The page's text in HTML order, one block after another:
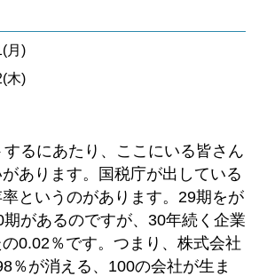
月)
木)
するにあたり、ここにいる皆さん
あります。国税庁が出している
というのがあります。29期をが
があるのですが、30年続く企業
0.02％です。つまり、株式会社
％が消える、100の会社が生ま